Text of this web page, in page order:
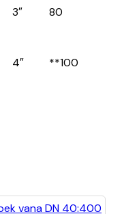
3″ 80
4″ **100